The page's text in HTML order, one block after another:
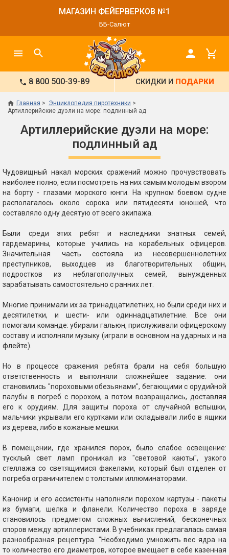
МАГАЗИН ФЕЙЕРВЕРКОВ №1
ББ-Салют
8 800 500-39-89 СКИДКИ И ПОДАРКИ
Главная
Энциклопедия пиротехники
Артиллерийские дуэли на море: подлинный ад
Артиллерийские дуэли на море:
подлинный ад
Чудовищный накал морских сражений можно прочувствовать
наиболее полно, если посмотреть на них самым молодым взором
на борту - глазами морского юнги. На крупном боевом судне
располагалось около сорока или пятидесяти юношей, что
составляло одну десятую от всего экипажа.
Были среди этих ребят и наследники знатных семей,
гардемарины, которые учились на корабельных офицеров.
Значительная часть состояла из несовершеннолетних
преступников, выходцев из благотворительных общин,
подростков из неблагополучных семей, вынужденных
зарабатывать самостоятельно с ранних лет.
Многие принимали их за тринадцатилетних, но были среди них и
десятилетки, и шести- или одиннадцатилетние. Все они
помогали команде: убирали гальюн, прислуживали офицерскому
составу и исполняли музыку (играли в основном на ударных и на
флейте).
Но в процессе сражения ребята брали на себя большую
ответственность и выполняли сложнейшее задание: они
становились "пороховыми обезьянами", бегающими с орудийной
палубы в погреб с порохом, а потом возвращались, доставляя
его к орудиям. Для защиты пороха от случайной вспышки,
мальчики укрывали его куртками или складывали либо в ящики
из дерева, либо в кожаные мешки.
В помещении, где хранился порох, было слабое освещение:
тусклый свет ламп проникал из "световой каюты", узкого
стеллажа со светящимися факелами, который был отделен от
погреба ограничителем с толстыми иллюминаторами.
Канонир и его ассистенты наполняли порохом картузы - пакеты
из бумаги, шелка и фланели. Количество пороха в заряде
становилось предметом сложных вычислений, бесконечных
споров между артиллеристами. В учебниках предлагалась самая
разнообразная рецептура. "Необходимо умножить вес ядра на
то количество его диаметров, которое вмещает в себе казенная